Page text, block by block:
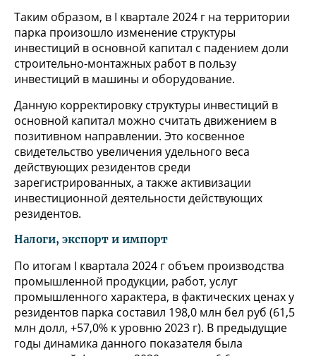
Таким образом, в I квартале 2024 г на территории
парка произошло изменение структуры
инвестиций в основной капитал с падением доли
строительно-монтажных работ в пользу
инвестиций в машины и оборудование.
Данную корректировку структуры инвестиций в
основной капитал можно считать движением в
позитивном направлении. Это косвенное
свидетельство увеличения удельного веса
действующих резидентов среди
зарегистрированных, а также активизации
инвестиционной деятельности действующих
резидентов.
Налоги, экспорт и импорт
По итогам I квартала 2024 г объем производства
промышленной продукции, работ, услуг
промышленного характера, в фактических ценах у
резидентов парка составил 198,0 млн бел руб (61,5
млн долл, +57,0% к уровню 2023 г). В предыдущие
годы динамика данного показателя была